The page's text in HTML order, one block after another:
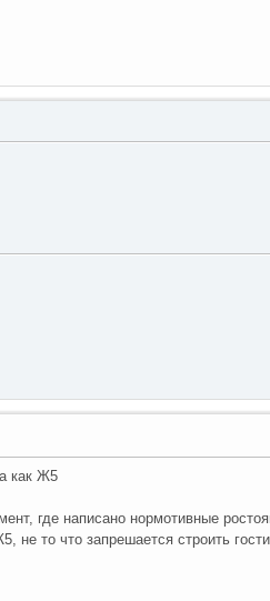
как Ж5
где написано нормотивные
не то что запрешается строить